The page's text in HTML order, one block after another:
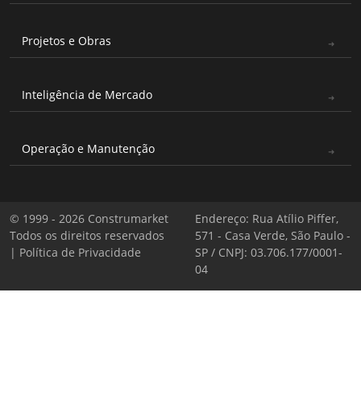
Projetos e Obras
Inteligência de Mercado
Operação e Manutenção
© 1999 - 2026 Construmarket
Todos os direitos reservados
| Política de Privacidade
Endereço: Rua Atílio Piffer,
571 - Casa Verde, São Paulo -
SP / CNPJ: 03.706.177/0001-
04